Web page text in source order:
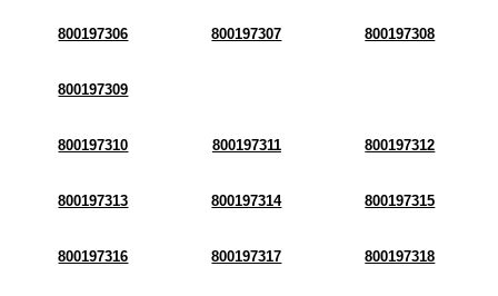
800197306 800197307 800197308
800197309
800197310 800197311 800197312
800197313 800197314 800197315
800197316 800197317 800197318